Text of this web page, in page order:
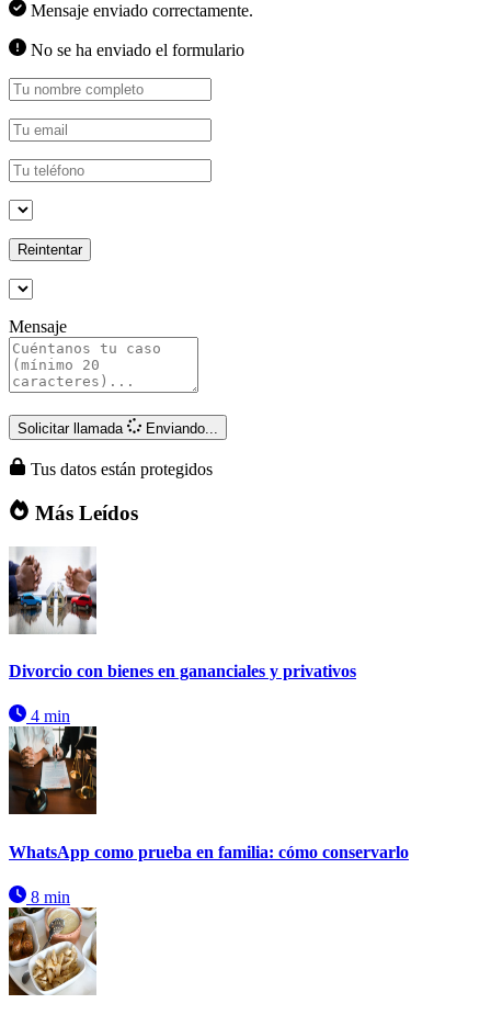
Mensaje enviado correctamente.
No se ha enviado el formulario
Reintentar
Mensaje
Solicitar llamada Enviando...
Tus datos están protegidos
Más Leídos
Divorcio con bienes en gananciales y privativos
4 min
WhatsApp como prueba en familia: cómo conservarlo
8 min